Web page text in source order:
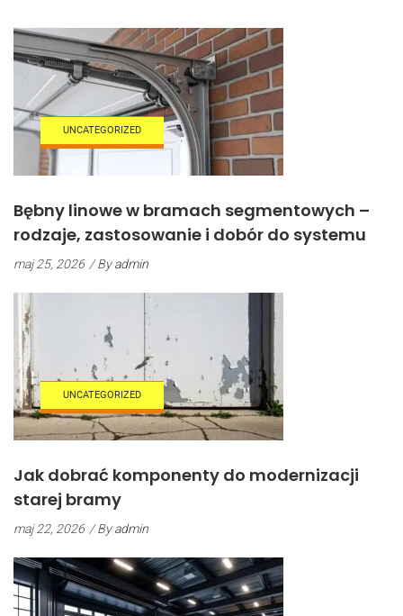
UNCATEGORIZED
Bębny linowe w bramach segmentowych –
rodzaje, zastosowanie i dobór do systemu
maj 25, 2026 / Byadmin
UNCATEGORIZED
Jak dobrać komponenty do modernizacji
starej bramy
maj 22, 2026 / Byadmin